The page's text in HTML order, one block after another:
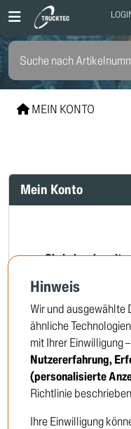
MEIN KONTO
Mein Konto
Sie haben bereits
Einloggen
Hinweis
Wir und ausgewählte
ähnliche
mit Ihrer Einwilligung
Nutzererfahrung,
(personalisierte
Richtlinie
Ihre Einwilligung